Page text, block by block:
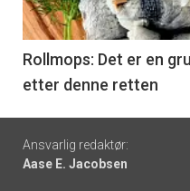
-
6
Rollmops: Det er en
etter denne retten
Footer
-
Ansvarlig redaktør:
Aase E. Jacobsen